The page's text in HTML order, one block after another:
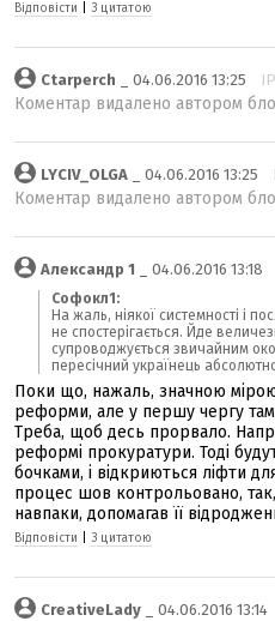
Відповісти З цитатою
Ctarperch _ 04.06.2016 13:25
Коментар видалено автором
LYCIV_OLGA _ 04.06.2016 13:25
Коментар видалено автором
Александр 1 _ 04.06.2016 13:18
Софокл1:
На жаль, ніякої системності і
не спостерігається. Йде
супроводжується звичайним
пересічний українець
Поки що, нажаль, значною
реформи, але у першу чергу
Треба, щоб десь прорвало.
реформі прокуратури. Тоді
бочками, і відкриються ліфти
процес шов контрольовано,
навпаки, допомагав її
Відповісти З цитатою
CreativeLady _ 04.06.2016 13:14